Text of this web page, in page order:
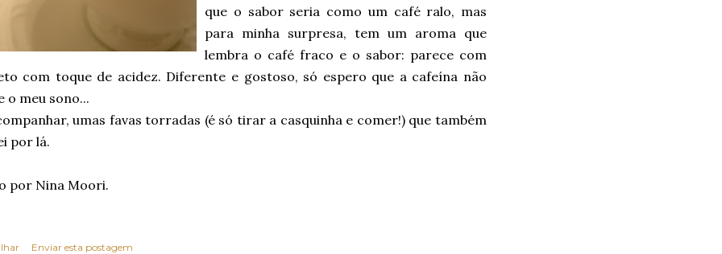
que o sabor seria como um café ralo, mas
para minha surpresa, tem um aroma que
lembra o café fraco e o sabor: parece com
com toque de acidez. Diferente e gostoso, só espero que a cafeína não
o meu sono...
umas favas torradas (é só tirar a casquinha e comer!) que também
por lá.
por Nina Moori.
Enviar esta postagem